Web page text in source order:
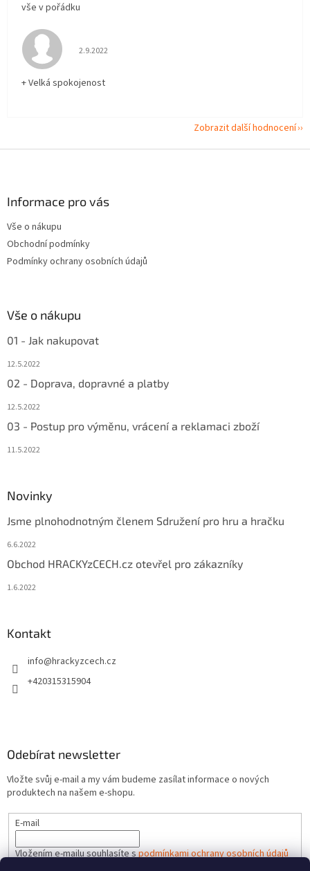
vše v pořádku
Hodnocení obchodu je 5 z 5 hvězdiček.
2.9.2022
+ Velká spokojenost
Zobrazit další hodnocení
Informace pro vás
Vše o nákupu
Obchodní podmínky
Podmínky ochrany osobních údajů
Vše o nákupu
01 - Jak nakupovat
12.5.2022
02 - Doprava, dopravné a platby
12.5.2022
03 - Postup pro výměnu, vrácení a reklamaci zboží
11.5.2022
Novinky
Jsme plnohodnotným členem Sdružení pro hru a hračku
6.6.2022
Obchod HRACKYzCECH.cz otevřel pro zákazníky
1.6.2022
Kontakt
info@hrackyzcech.cz
+420315315904
Odebírat newsletter
Vložte svůj e-mail a my vám budeme zasílat informace o nových
produktech na našem e-shopu.
E-mail
Vložením e-mailu souhlasíte spodmínkami ochrany osobních údajů